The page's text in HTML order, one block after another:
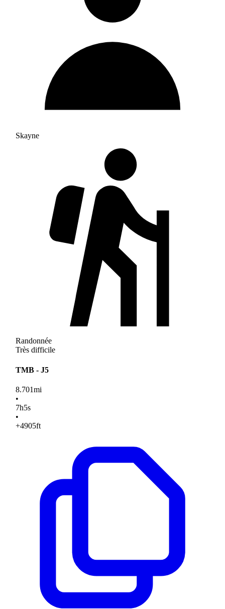
Skayne
Randonnée
Très difficile
TMB - J5
8.701mi
•
7h5s
•
+4905ft